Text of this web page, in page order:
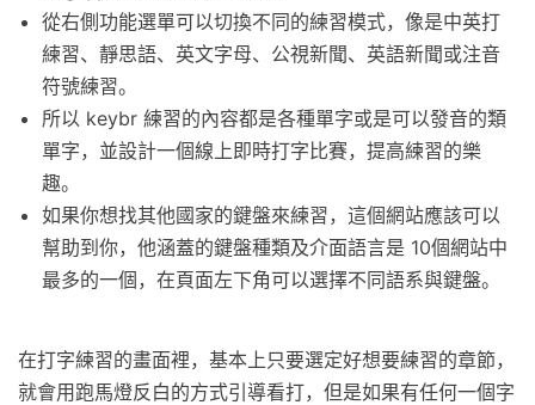
從右側功能選單可以切換不同的練習模式，像是中英打
練習、靜思語、英文字母、公視新聞、英語新聞或注音
符號練習。
所以 keybr 練習的內容都是各種單字或是可以發音的類
單字，並設計一個線上即時打字比賽，提高練習的樂
趣。
如果你想找其他國家的鍵盤來練習，這個網站應該可以
幫助到你，他涵蓋的鍵盤種類及介面語言是 10個網站中
最多的一個，在頁面左下角可以選擇不同語系與鍵盤。
在打字練習的畫面裡，基本上只要選定好想要練習的章節，
就會用跑馬燈反白的方式引導看打，但是如果有任何一個字